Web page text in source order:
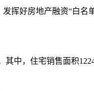
挥好房地产融资“白
中，住宅销售面积